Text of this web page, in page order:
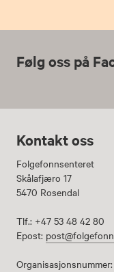
Følg oss på
Kontakt oss
Folgefonnsenteret
Skålafjæro 17
5470 Rosendal
Tlf.: +47 53 48 42 80
Epost: